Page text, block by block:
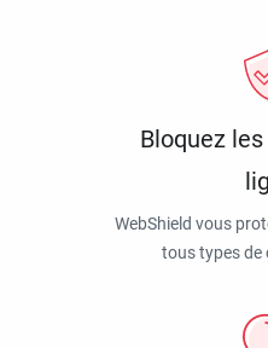
Bloquez
WebShield vous
tous types de